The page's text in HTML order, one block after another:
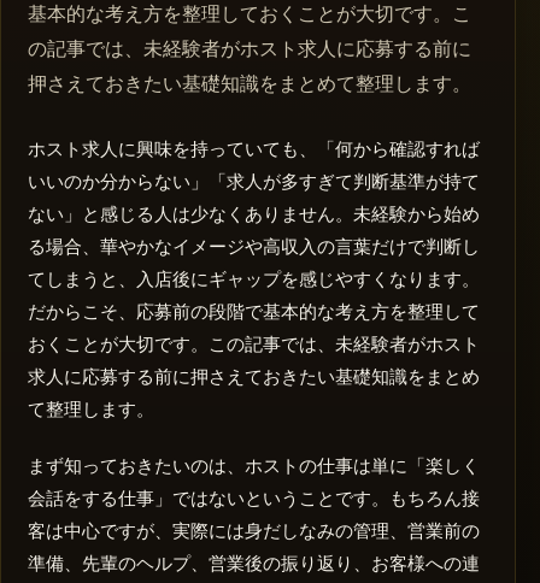
基本的な考え方を整理しておくことが大切です。こ
の記事では、未経験者がホスト求人に応募する前に
押さえておきたい基礎知識をまとめて整理します。
ホスト求人に興味を持っていても、「何から確認すれば
いいのか分からない」「求人が多すぎて判断基準が持て
ない」と感じる人は少なくありません。未経験から始め
る場合、華やかなイメージや高収入の言葉だけで判断し
てしまうと、入店後にギャップを感じやすくなります。
だからこそ、応募前の段階で基本的な考え方を整理して
おくことが大切です。この記事では、未経験者がホスト
求人に応募する前に押さえておきたい基礎知識をまとめ
て整理します。
まず知っておきたいのは、ホストの仕事は単に「楽しく
会話をする仕事」ではないということです。もちろん接
客は中心ですが、実際には身だしなみの管理、営業前の
準備、先輩のヘルプ、営業後の振り返り、お客様への連